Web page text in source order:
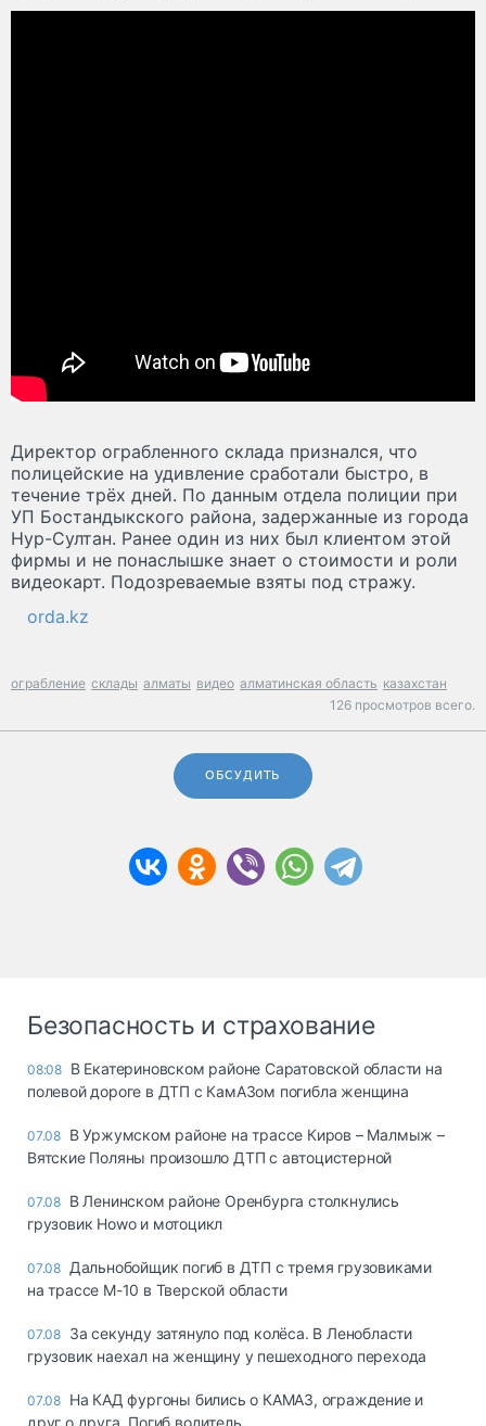
Директор ограбленного склада признался, что
полицейские на удивление сработали быстро, в
течение трёх дней. По данным отдела полиции при
УП Бостандыкского района, задержанные из города
Нур-Султан. Ранее один из них был клиентом этой
фирмы и не понаслышке знает о стоимости и роли
видеокарт. Подозреваемые взяты под стражу.
orda.kz
ограбление склады алматы видео алматинская область казахстан
126 просмотров всего.
ОБСУДИТЬ
Безопасность и страхование
08:08 В Екатериновском районе Саратовской области на
полевой дороге в ДТП с КамАЗом погибла женщина
07.08 В Уржумском районе на трассе Киров – Малмыж –
Вятские Поляны произошло ДТП с автоцистерной
07.08 В Ленинском районе Оренбурга столкнулись
грузовик Howo и мотоцикл
07.08 Дальнобойщик погиб в ДТП с тремя грузовиками
на трассе М-10 в Тверской области
07.08 За секунду затянуло под колёса. В Ленобласти
грузовик наехал на женщину у пешеходного перехода
07.08 На КАД фургоны бились о КАМАЗ, ограждение и
друг о друга. Погиб водитель